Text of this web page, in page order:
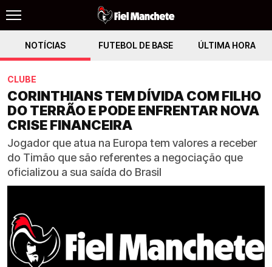
NOTÍCIAS FUTEBOL DE BASE ÚLTIMA HORA
CLUBE
CORINTHIANS TEM DÍVIDA COM FILHO
DO TERRÃO E PODE ENFRENTAR NOVA
CRISE FINANCEIRA
Jogador que atua na Europa tem valores a receber
do Timão que são referentes a negociação que
oficializou a sua saída do Brasil